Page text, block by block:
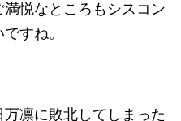
悦なところもシスコン
すね。
凛に敗北してしまった